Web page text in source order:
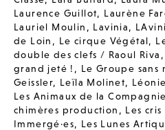
Laurence Guillot, Laurène
Lauriel Moulin , Lavinia,
de Loin , Le cirque Végétal,
double des clefs / Raoul Riva ,
grand jeté ! , Le Groupe sans
Geissler, Leïla Molinet,
Les Animaux de la Compagnie
chimères production , Les
Immergé·es, Les Lunes